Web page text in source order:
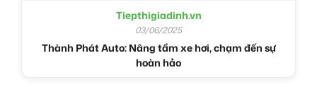
Tiepthigiadinh.vn
03/06/2025
Thành Phát Auto: Nâng tầm xe hơi, chạm đến sự
hoàn hảo